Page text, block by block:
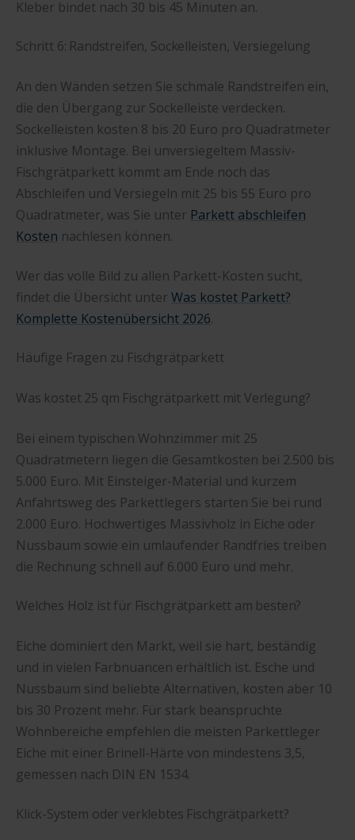
Kleber bindet nach 30 bis 45 Minuten an.
Schritt 6: Randstreifen, Sockelleisten, Versiegelung
An den Wänden setzen Sie schmale Randstreifen ein,
die den Übergang zur Sockelleiste verdecken.
Sockelleisten kosten 8 bis 20 Euro pro Quadratmeter
inklusive Montage. Bei unversiegeltem Massiv-
Fischgrätparkett kommt am Ende noch das
Abschleifen und Versiegeln mit 25 bis 55 Euro pro
Quadratmeter, was Sie unter Parkett abschleifen
Kosten nachlesen können.
Wer das volle Bild zu allen Parkett-Kosten sucht,
findet die Übersicht unter Was kostet Parkett?
Komplette Kostenübersicht 2026.
Häufige Fragen zu Fischgrätparkett
Was kostet 25 qm Fischgrätparkett mit Verlegung?
Bei einem typischen Wohnzimmer mit 25
Quadratmetern liegen die Gesamtkosten bei 2.500 bis
5.000 Euro. Mit Einsteiger-Material und kurzem
Anfahrtsweg des Parkettlegers starten Sie bei rund
2.000 Euro. Hochwertiges Massivholz in Eiche oder
Nussbaum sowie ein umlaufender Randfries treiben
die Rechnung schnell auf 6.000 Euro und mehr.
Welches Holz ist für Fischgrätparkett am besten?
Eiche dominiert den Markt, weil sie hart, beständig
und in vielen Farbnuancen erhältlich ist. Esche und
Nussbaum sind beliebte Alternativen, kosten aber 10
bis 30 Prozent mehr. Für stark beanspruchte
Wohnbereiche empfehlen die meisten Parkettleger
Eiche mit einer Brinell-Härte von mindestens 3,5,
gemessen nach DIN EN 1534.
Klick-System oder verklebtes Fischgrätparkett?